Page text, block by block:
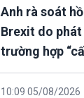
Anh rà soát
Brexit do
trường hợp
10:09 05/08/2026